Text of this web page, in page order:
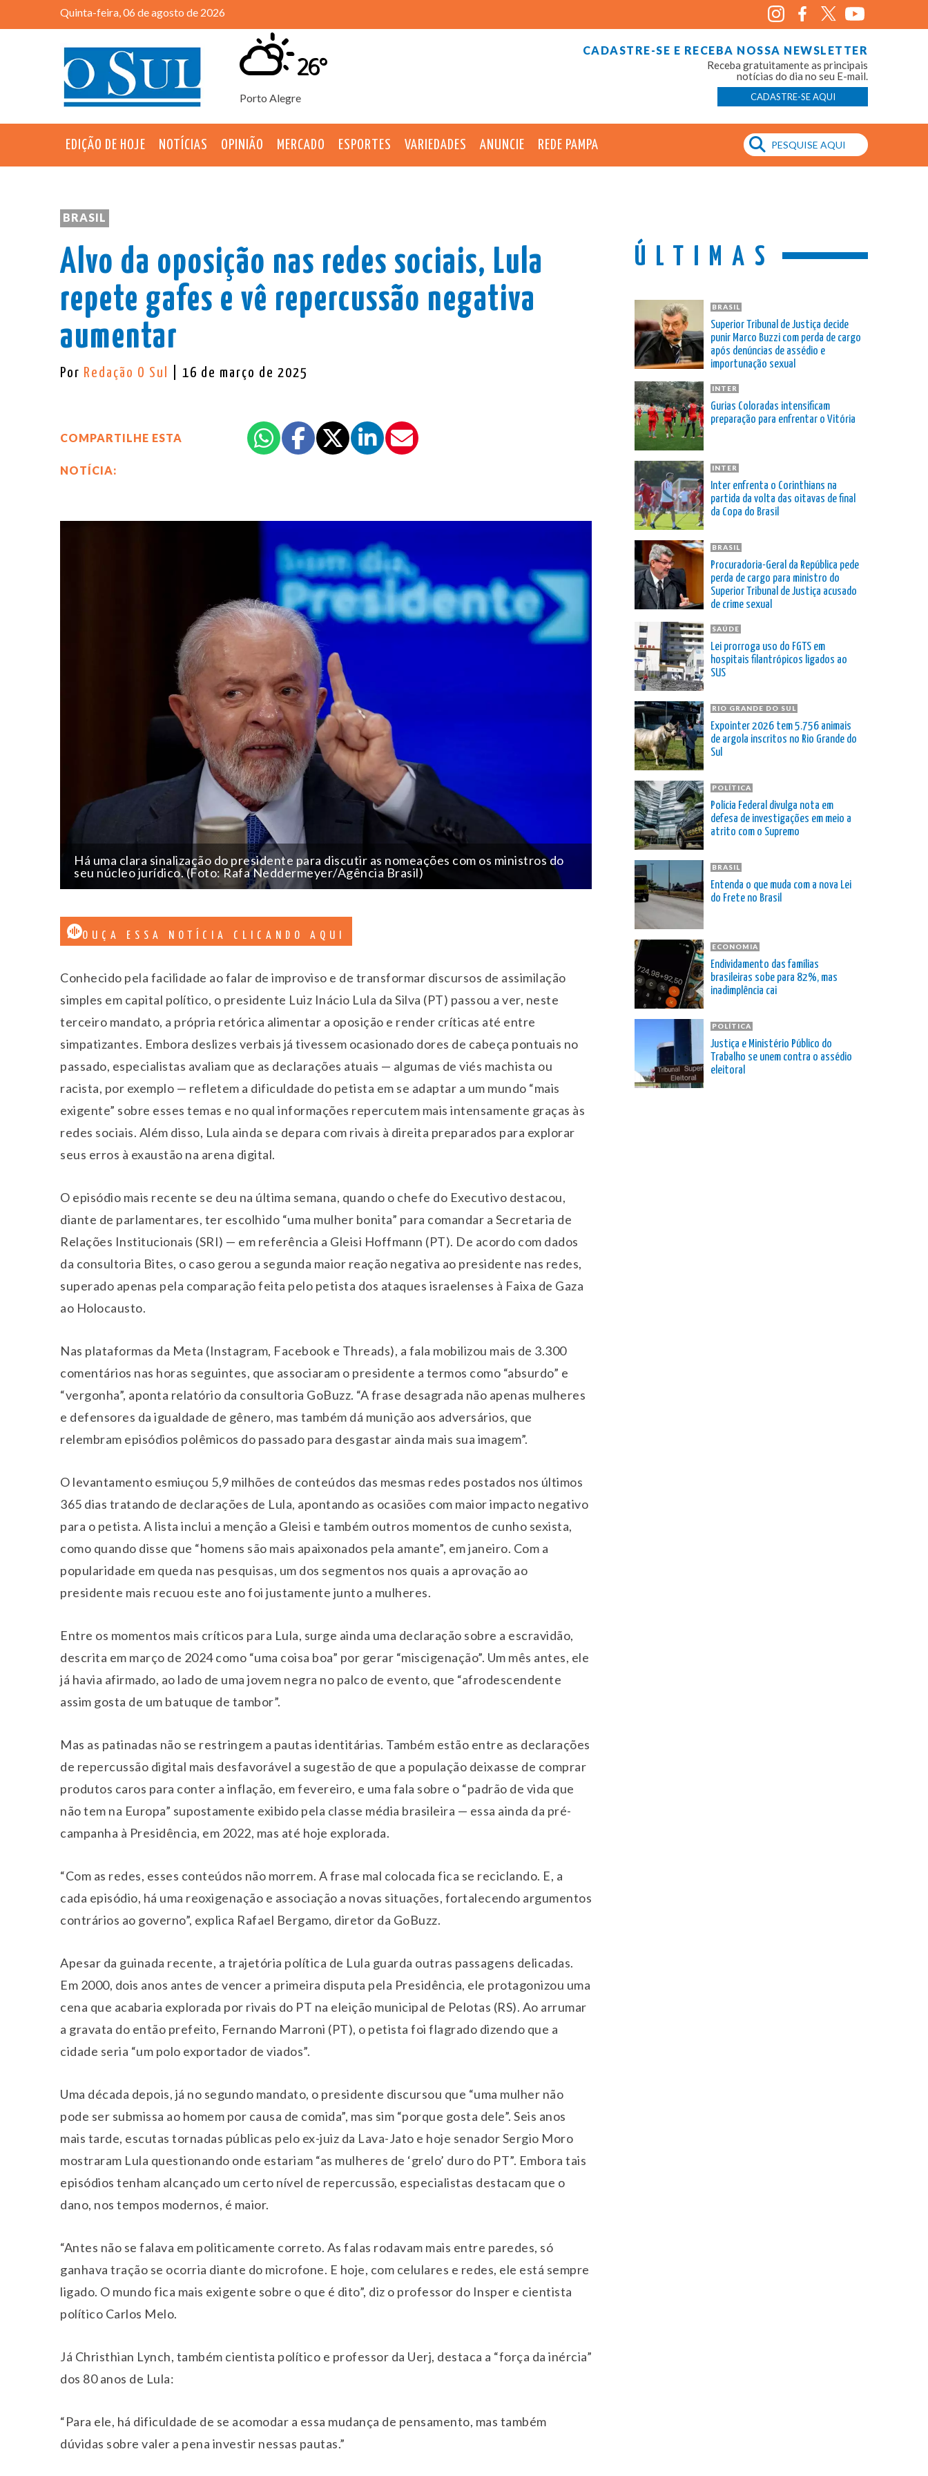
Quinta-feira, 06 de agosto de 2026
Porto Alegre
26°
CADASTRE-SE E RECEBA NOSSA NEWSLETTER
Receba gratuitamente as principais
notícias do dia no seu E-mail.
CADASTRE-SE AQUI
EDIÇÃO DE HOJE NOTÍCIAS OPINIÃO MERCADO ESPORTES VARIEDADES ANUNCIE REDE PAMPA
BRASIL
Alvo da oposição nas redes sociais, Lula
repete gafes e vê repercussão negativa
aumentar
Por Redação O Sul | 16 de março de 2025
COMPARTILHE ESTA
NOTÍCIA:
Há uma clara sinalização do presidente para discutir as nomeações com os ministros do
seu núcleo jurídico. (Foto: Rafa Neddermeyer/Agência Brasil)
OUÇA ESSA NOTÍCIA CLICANDO AQUI
Conhecido pela facilidade ao falar de improviso e de transformar discursos de assimilação
simples em capital político, o presidente Luiz Inácio Lula da Silva (PT) passou a ver, neste
terceiro mandato, a própria retórica alimentar a oposição e render críticas até entre
simpatizantes. Embora deslizes verbais já tivessem ocasionado dores de cabeça pontuais no
passado, especialistas avaliam que as declarações atuais — algumas de viés machista ou
racista, por exemplo — refletem a dificuldade do petista em se adaptar a um mundo “mais
exigente” sobre esses temas e no qual informações repercutem mais intensamente graças às
redes sociais. Além disso, Lula ainda se depara com rivais à direita preparados para explorar
seus erros à exaustão na arena digital.
O episódio mais recente se deu na última semana, quando o chefe do Executivo destacou,
diante de parlamentares, ter escolhido “uma mulher bonita” para comandar a Secretaria de
Relações Institucionais (SRI) — em referência a Gleisi Hoffmann (PT). De acordo com dados
da consultoria Bites, o caso gerou a segunda maior reação negativa ao presidente nas redes,
superado apenas pela comparação feita pelo petista dos ataques israelenses à Faixa de Gaza
ao Holocausto.
Nas plataformas da Meta (Instagram, Facebook e Threads), a fala mobilizou mais de 3.300
comentários nas horas seguintes, que associaram o presidente a termos como “absurdo” e
“vergonha”, aponta relatório da consultoria GoBuzz. “A frase desagrada não apenas mulheres
e defensores da igualdade de gênero, mas também dá munição aos adversários, que
relembram episódios polêmicos do passado para desgastar ainda mais sua imagem”.
O levantamento esmiuçou 5,9 milhões de conteúdos das mesmas redes postados nos últimos
365 dias tratando de declarações de Lula, apontando as ocasiões com maior impacto negativo
para o petista. A lista inclui a menção a Gleisi e também outros momentos de cunho sexista,
como quando disse que “homens são mais apaixonados pela amante”, em janeiro. Com a
popularidade em queda nas pesquisas, um dos segmentos nos quais a aprovação ao
presidente mais recuou este ano foi justamente junto a mulheres.
Entre os momentos mais críticos para Lula, surge ainda uma declaração sobre a escravidão,
descrita em março de 2024 como “uma coisa boa” por gerar “miscigenação”. Um mês antes, ele
já havia afirmado, ao lado de uma jovem negra no palco de evento, que “afrodescendente
assim gosta de um batuque de tambor”.
Mas as patinadas não se restringem a pautas identitárias. Também estão entre as declarações
de repercussão digital mais desfavorável a sugestão de que a população deixasse de comprar
produtos caros para conter a inflação, em fevereiro, e uma fala sobre o “padrão de vida que
não tem na Europa” supostamente exibido pela classe média brasileira — essa ainda da pré-
campanha à Presidência, em 2022, mas até hoje explorada.
“Com as redes, esses conteúdos não morrem. A frase mal colocada fica se reciclando. E, a
cada episódio, há uma reoxigenação e associação a novas situações, fortalecendo argumentos
contrários ao governo”, explica Rafael Bergamo, diretor da GoBuzz.
Apesar da guinada recente, a trajetória política de Lula guarda outras passagens delicadas.
Em 2000, dois anos antes de vencer a primeira disputa pela Presidência, ele protagonizou uma
cena que acabaria explorada por rivais do PT na eleição municipal de Pelotas (RS). Ao arrumar
a gravata do então prefeito, Fernando Marroni (PT), o petista foi flagrado dizendo que a
cidade seria “um polo exportador de viados”.
Uma década depois, já no segundo mandato, o presidente discursou que “uma mulher não
pode ser submissa ao homem por causa de comida”, mas sim “porque gosta dele”. Seis anos
mais tarde, escutas tornadas públicas pelo ex-juiz da Lava-Jato e hoje senador Sergio Moro
mostraram Lula questionando onde estariam “as mulheres de ‘grelo’ duro do PT”. Embora tais
episódios tenham alcançado um certo nível de repercussão, especialistas destacam que o
dano, nos tempos modernos, é maior.
“Antes não se falava em politicamente correto. As falas rodavam mais entre paredes, só
ganhava tração se ocorria diante do microfone. E hoje, com celulares e redes, ele está sempre
ligado. O mundo fica mais exigente sobre o que é dito”, diz o professor do Insper e cientista
político Carlos Melo.
Já Christhian Lynch, também cientista político e professor da Uerj, destaca a “força da inércia”
dos 80 anos de Lula:
“Para ele, há dificuldade de se acomodar a essa mudança de pensamento, mas também
dúvidas sobre valer a pena investir nessas pautas.”
ÚLTIMAS
BRASIL
Superior Tribunal de Justiça decide
punir Marco Buzzi com perda de cargo
após denúncias de assédio e
importunação sexual
INTER
Gurias Coloradas intensificam
preparação para enfrentar o Vitória
INTER
Inter enfrenta o Corinthians na
partida da volta das oitavas de final
da Copa do Brasil
BRASIL
Procuradoria-Geral da República pede
perda de cargo para ministro do
Superior Tribunal de Justiça acusado
de crime sexual
SAÚDE
Lei prorroga uso do FGTS em
hospitais filantrópicos ligados ao
SUS
RIO GRANDE DO SUL
Expointer 2026 tem 5.756 animais
de argola inscritos no Rio Grande do
Sul
POLÍTICA
Polícia Federal divulga nota em
defesa de investigações em meio a
atrito com o Supremo
BRASIL
Entenda o que muda com a nova Lei
do Frete no Brasil
ECONOMIA
Endividamento das famílias
brasileiras sobe para 82%, mas
inadimplência cai
POLÍTICA
Justiça e Ministério Público do
Trabalho se unem contra o assédio
eleitoral